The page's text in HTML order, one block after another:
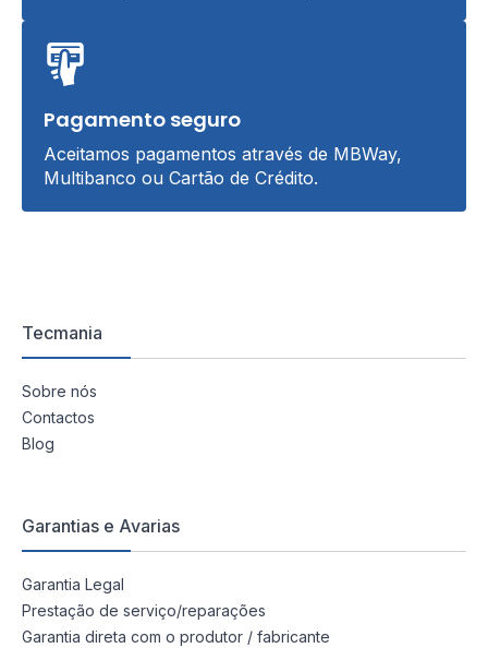
Pagamento seguro
Aceitamos pagamentos através de MBWay,
Multibanco ou Cartão de Crédito.
Tecmania
Sobre nós
Contactos
Blog
Garantias e Avarias
Garantia Legal
Prestação de serviço/reparações
Garantia direta com o produtor / fabricante